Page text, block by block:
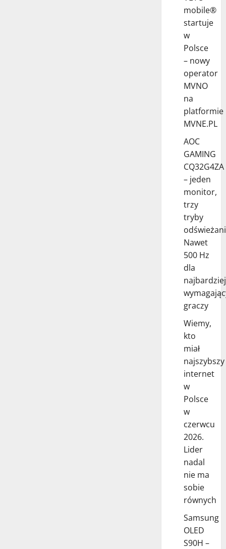
mobile®
startuje
w
Polsce
– nowy
operator
MVNO
na
platformie
MVNE.PL
AOC
GAMING
CQ32G4ZA
– jeden
monitor,
trzy
tryby
Nawet
500 Hz
dla
najbardziej
graczy
Wiemy,
kto
miał
najszybszy
internet
w
Polsce
w
czerwcu
2026.
Lider
nadal
nie ma
sobie
równych
Samsung
OLED
S90H –